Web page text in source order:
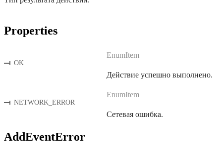
Properties
OK
EnumItem
Действие успешно выполнено.
NETWORK_ERROR
EnumItem
Сетевая ошибка.
AddEventError